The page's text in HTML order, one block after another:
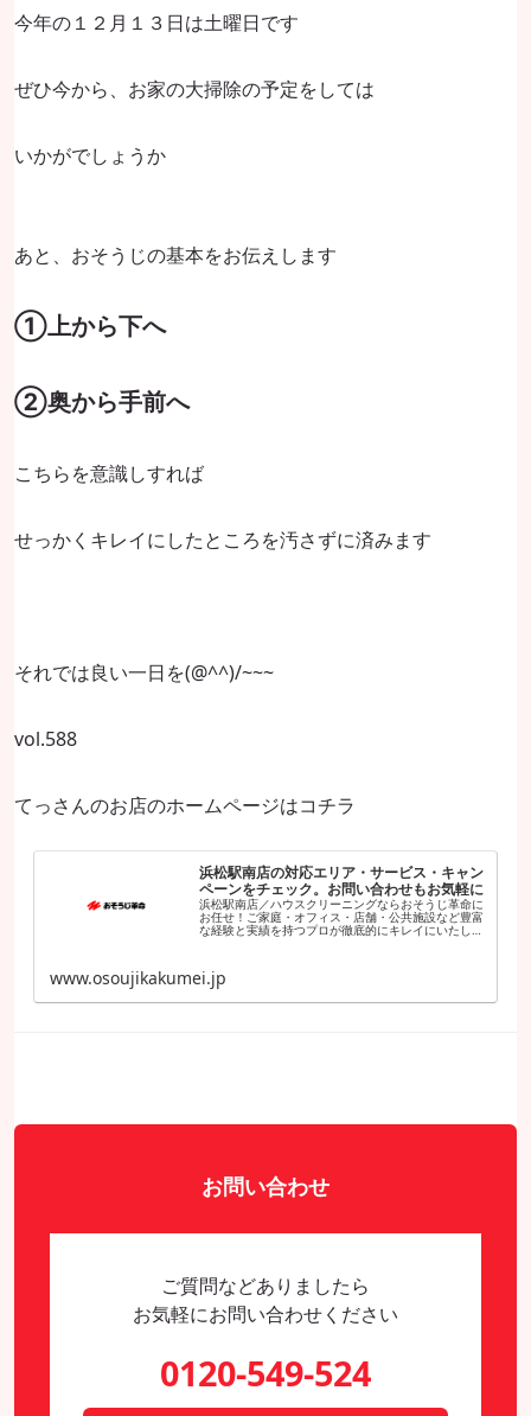
今年の１２月１３日は土曜日です
ぜひ今から、お家の大掃除の予定をしては
いかがでしょうか
あと、おそうじの基本をお伝えします
①上から下へ
②奥から手前へ
こちらを意識しすれば
せっかくキレイにしたところを汚さずに済みます
それでは良い一日を(@^^)/~~~
vol.588
てっさんのお店のホームページはコチラ
浜松駅南店の対応エリア・サービス・キャン
ペーンをチェック。お問い合わせもお気軽に
浜松駅南店／ハウスクリーニングならおそうじ革命に
お任せ！ご家庭・オフィス・店舗・公共施設など豊富
な経験と実績を持つプロが徹底的にキレイにいたしま
www.osoujikakumei.jp
お問い合わせ
ご質問などありましたら
お気軽にお問い合わせください
0120-549-524